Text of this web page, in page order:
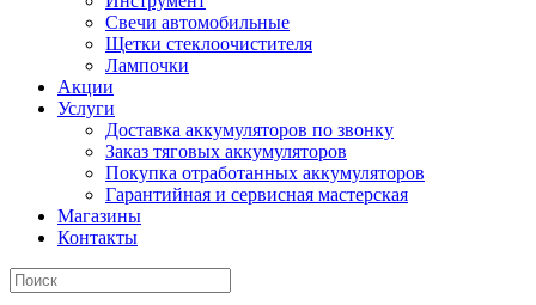
Свечи автомобильные
Щетки стеклоочистителя
Лампочки
Акции
Услуги
Доставка аккумуляторов по звонку
Заказ тяговых аккумуляторов
Покупка отработанных аккумуляторов
Гарантийная и сервисная мастерская
Магазины
Контакты